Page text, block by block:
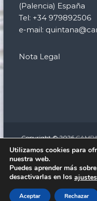
(Palencia) España
Tel: +34 979892506
e-mail:
Nota Legal
Copyright © 2026
reservados. Tema: Flash
facebook
Relojería monumental
Utilizamos cookies para
nuestra web.
Puedes aprender más
desactivarlas en los ajustes
Aceptar Rechazar